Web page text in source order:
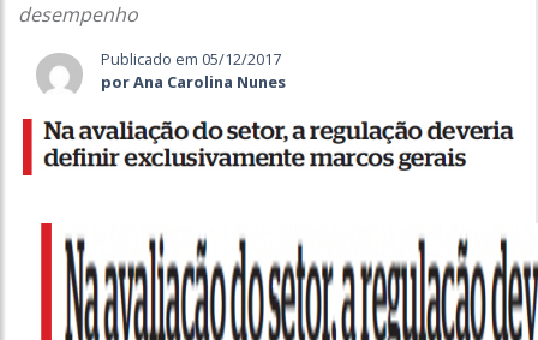
desempenho
Publicado em 05/12/2017
por Ana Carolina Nunes